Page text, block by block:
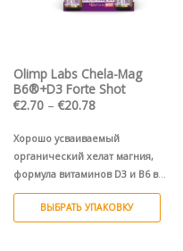
Olimp Labs Chela-Mag
B6®+D3 Forte Shot
€2.70 – €20.78Диапазон
цен:
–
€20.78
Хорошо усваиваемый
органический хелат магния,
формула витаминов D3 и B6 в
жидкой форме. 375 мг Mg + D3 50
мкг / 2000SV + 1,4 мг B6. 1 ампула (25
ВЫБРАТЬ УПАКОВКУ